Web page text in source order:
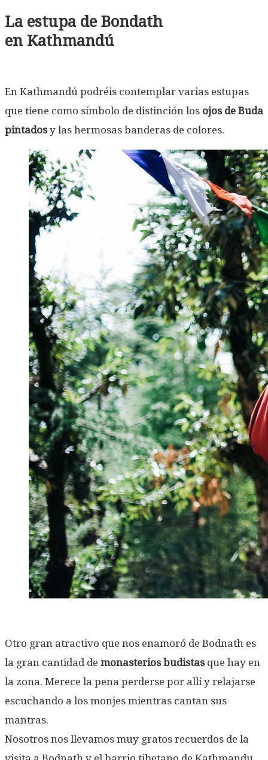
La estupa de Bondath
en Kathmandú
En Kathmandú podréis contemplar varias estupas
que tiene como símbolo de distinción los ojos de Buda
pintadosy las hermosas banderas de colores.
Otro gran atractivo que nos enamoró de Bodnath es
la gran cantidad de monasterios budistasque hay en
la zona. Merece la pena perderse por allí y relajarse
escuchando a los monjes mientras cantan sus
mantras.
Nosotros nos llevamos muy gratos recuerdos de la